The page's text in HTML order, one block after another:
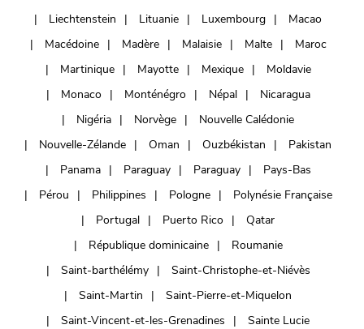
Liechtenstein
Lituanie Luxembourg
Macao
Macédoine
Madère Malaisie Malte
Maroc
Martinique
Mayotte Mexique
Moldavie
Monaco
Monténégro Népal
Nicaragua
Nigéria
Norvège
Nouvelle Calédonie
Nouvelle-Zélande
Oman Ouzbékistan
Pakistan
Panama
Paraguay Paraguay
Pays-Bas
Pérou
Philippines Pologne
Polynésie Française
Portugal
Puerto Rico
Qatar
République dominicaine
Roumanie
Saint-barthélémy
Saint-Christophe-et-Niévès
Saint-Martin
Saint-Pierre-et-Miquelon
Saint-Vincent-et-les-Grenadines
Sainte Lucie